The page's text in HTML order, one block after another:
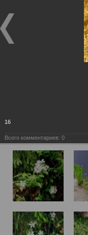
16
Всего комментариев: 0